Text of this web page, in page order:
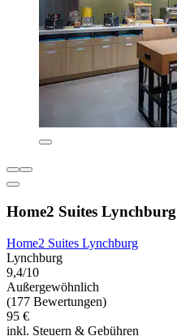
Home2 Suites Lynchburg
Home2 Suites Lynchburg
Lynchburg
9,4/10
Außergewöhnlich
(177 Bewertungen)
95 €
inkl. Steuern & Gebühren